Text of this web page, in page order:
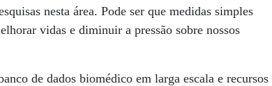
nesta área. Pode ser que medidas simples
vidas e diminuir a pressão sobre nossos
de dados biomédico em larga escala e recursos